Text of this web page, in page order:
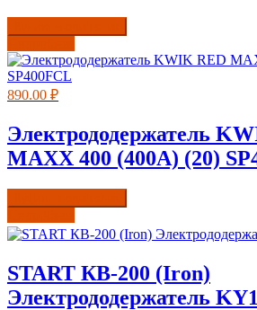
890.00 ₽
Электрододержатель
MAXX 400 (400А) (20)
START КВ-200 (Iron)
Электрододержатель